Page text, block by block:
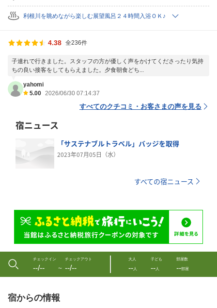
利根川を眺めながら楽しむ展望風呂２４時間入浴ＯＫ♪
4.38 全236件
子連れで行きました。スタッフの方が優しく声をかけてくださったり気持
ちの良い接客をしてもらえました。夕食朝食どち...
yahomi
5.00 2026/06/30 07:14:37
すべてのクチコミ・お客さまの声を見る
宿ニュース
「サステナブルトラベル」バッジを取得
2023年07月05日（水）
すべての宿ニュース
チェックイン
--/-- 〜
チェックアウト
--/--
大人
--人
子ども
--人
部屋数
--部屋
宿からの情報